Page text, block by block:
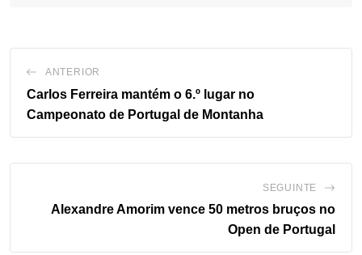
ANTERIOR
Carlos Ferreira mantém o 6.º lugar no
Campeonato de Portugal de Montanha
SEGUINTE
Alexandre Amorim vence 50 metros bruços no
Open de Portugal